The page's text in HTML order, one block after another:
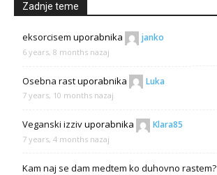
Zadnje teme
eksorcisem uporabnika janko
6 years, 8 months nazaj
Osebna rastuporabnika Luka
7 years, 10 months nazaj
Veganski izzivuporabnika Klara85
7 years, 4 months nazaj
Kam naj se dam medtem ko duhovno rastem?